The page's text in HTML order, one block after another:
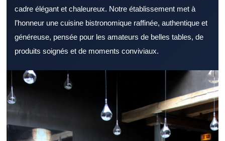
cadre élégant et chaleureux. Notre établissement met à
l’honneur une cuisine bistronomique raffinée, authentique et
généreuse, pensée pour les amateurs de belles tables, de
produits soignés et de moments conviviaux.
Choisir un Restaurant Val de Marne adapté à ses envies
demande un minimum de repères. Un Restaurant Val de Marne
peut être choisi pour un moment simple ou plus raffiné. Le style
d’un Restaurant Val de Marne peut transformer un repas
ordinaire en belle sortie. La variété proposée par un Restaurant
Val de Marne constitue un véritable atout. La sélection des
ingrédients valorise immédiatement un Restaurant Val de Marne.